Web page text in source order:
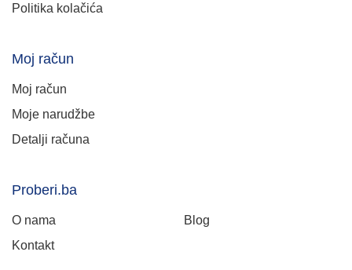
Politika kolačića
Moj račun
Moj račun
Moje narudžbe
Detalji računa
Proberi.ba
O nama
Blog
Kontakt